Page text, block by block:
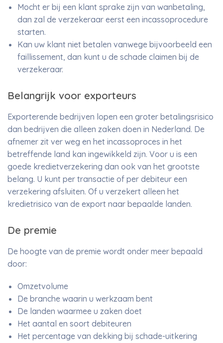
Mocht er bij een klant sprake zijn van wanbetaling,
dan zal de verzekeraar eerst een incassoprocedure
starten.
Kan uw klant niet betalen vanwege bijvoorbeeld een
faillissement, dan kunt u de schade claimen bij de
verzekeraar.
Belangrijk voor exporteurs
Exporterende bedrijven lopen een groter betalingsrisico
dan bedrijven die alleen zaken doen in Nederland. De
afnemer zit ver weg en het incassoproces in het
betreffende land kan ingewikkeld zijn. Voor u is een
goede kredietverzekering dan ook van het grootste
belang. U kunt per transactie of per debiteur een
verzekering afsluiten. Of u verzekert alleen het
kredietrisico van de export naar bepaalde landen.
De premie
De hoogte van de premie wordt onder meer bepaald
door:
Omzetvolume
De branche waarin u werkzaam bent
De landen waarmee u zaken doet
Het aantal en soort debiteuren
Het percentage van dekking bij schade-uitkering